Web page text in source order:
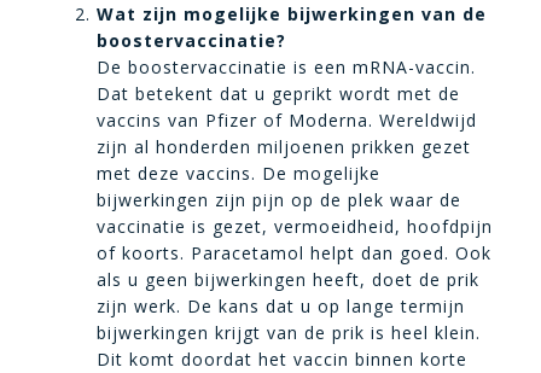
Wat zijn mogelijke bijwerkingen van de
boostervaccinatie?
De boostervaccinatie is een mRNA-vaccin.
Dat betekent dat u geprikt wordt met de
vaccins van Pfizer of Moderna. Wereldwijd
zijn al honderden miljoenen prikken gezet
met deze vaccins. De mogelijke
bijwerkingen zijn pijn op de plek waar de
vaccinatie is gezet, vermoeidheid, hoofdpijn
of koorts. Paracetamol helpt dan goed. Ook
als u geen bijwerkingen heeft, doet de prik
zijn werk. De kans dat u op lange termijn
bijwerkingen krijgt van de prik is heel klein.
Dit komt doordat het vaccin binnen korte